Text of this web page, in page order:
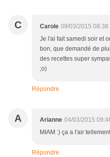
C Carole 09/03/2015 08:38
Je l'ai fait samedi soir et
bon, que demandé de
des recettes super
;o)
Répondre
A Arianne 04/03/2015
MIAM :) ça a l'air
Répondre